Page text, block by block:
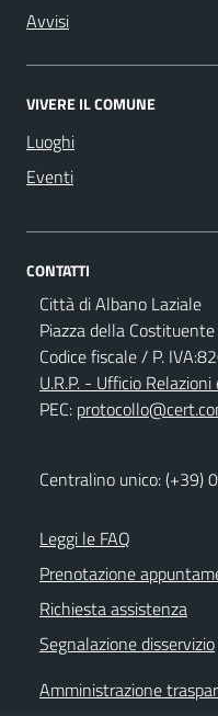
Avvisi
VIVERE IL COMUNE
Luoghi
Eventi
CONTATTI
Città di Albano Laziale
Piazza della
Codice fiscale / P.
U.R.P. - Ufficio
PEC:
Centralino unico: (+39)
Leggi le FAQ
Prenotazione
Richiesta assistenza
Segnalazione disservizio
Amministrazione